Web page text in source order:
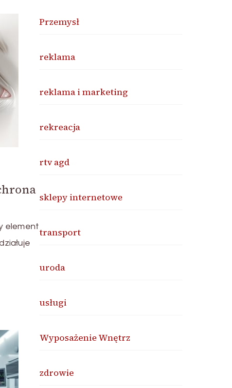
element
Przemysł
reklama
reklama i marketing
rekreacja
rtv agd
sklepy internetowe
transport
uroda
usługi
Wyposażenie Wnętrz
zdrowie